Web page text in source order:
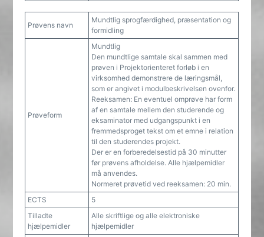
Prøvens navn
Mundtlig sprogfærdighed, præsentation og
formidling
Prøveform
Mundtlig
Den mundtlige samtale skal sammen med
prøven i Projektorienteret forløb i en
virksomhed demonstrere de læringsmål,
som er angivet i modulbeskrivelsen ovenfor.
Reeksamen: En eventuel omprøve har form
af en samtale mellem den studerende og
eksaminator med udgangspunkt i en
fremmedsproget tekst om et emne i relation
til den studerendes projekt.
Der er en forberedelsestid på 30 minutter
før prøvens afholdelse. Alle hjælpemidler
må anvendes.
Normeret prøvetid ved reeksamen: 20 min.
ECTS
5
Tilladte
hjælpemidler
Alle skriftlige og alle elektroniske
hjælpemidler